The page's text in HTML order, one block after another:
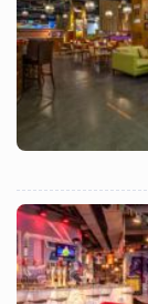
Назад
Назад